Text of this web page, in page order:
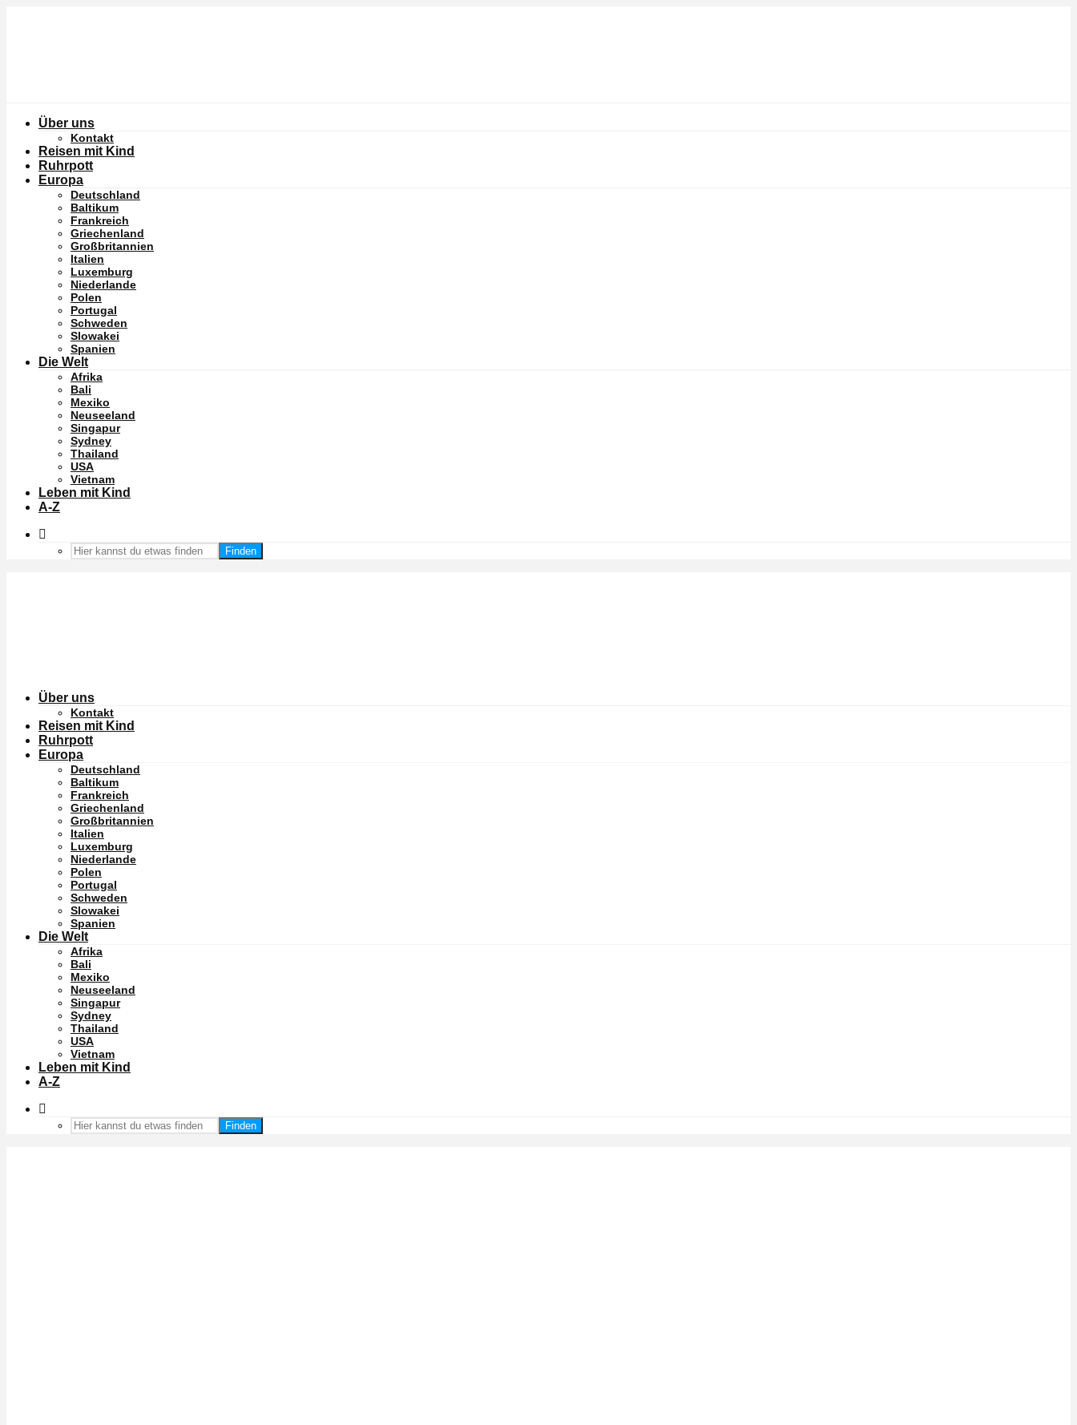
Über uns
Kontakt
Reisen mit Kind
Ruhrpott
Europa
Deutschland
Baltikum
Frankreich
Griechenland
Großbritannien
Italien
Luxemburg
Niederlande
Polen
Portugal
Schweden
Slowakei
Spanien
Die Welt
Afrika
Bali
Mexiko
Neuseeland
Singapur
Sydney
Thailand
USA
Vietnam
Leben mit Kind
A-Z
Finden
Über uns
Kontakt
Reisen mit Kind
Ruhrpott
Europa
Deutschland
Baltikum
Frankreich
Griechenland
Großbritannien
Italien
Luxemburg
Niederlande
Polen
Portugal
Schweden
Slowakei
Spanien
Die Welt
Afrika
Bali
Mexiko
Neuseeland
Singapur
Sydney
Thailand
USA
Vietnam
Leben mit Kind
A-Z
Finden